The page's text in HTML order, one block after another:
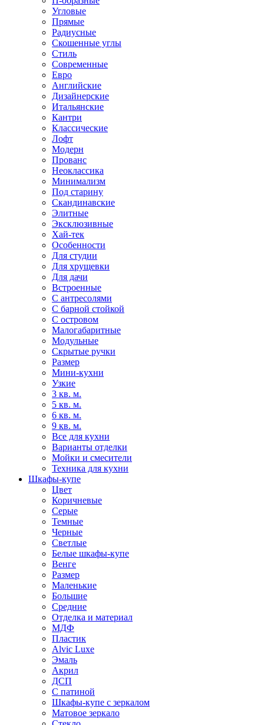
Угловые
Прямые
Радиусные
Скошенные углы
Стиль
Современные
Евро
Английские
Дизайнерские
Итальянские
Кантри
Классические
Лофт
Модерн
Прованс
Неоклассика
Минимализм
Под старину
Скандинавские
Элитные
Эксклюзивные
Хай-тек
Особенности
Для студии
Для хрущевки
Для дачи
Встроенные
С антресолями
С барной стойкой
С островом
Малогабаритные
Модульные
Скрытые ручки
Размер
Мини-кухни
Узкие
3 кв. м.
5 кв. м.
6 кв. м.
9 кв. м.
Все для кухни
Варианты отделки
Мойки и смесители
Техника для кухни
Шкафы-купе
Цвет
Коричневые
Серые
Темные
Черные
Светлые
Белые шкафы-купе
Венге
Размер
Маленькие
Большие
Средние
Отделка и материал
МДФ
Пластик
Alvic Luxe
Эмаль
Акрил
ДСП
С патиной
Шкафы-купе с зеркалом
Матовое зеркало